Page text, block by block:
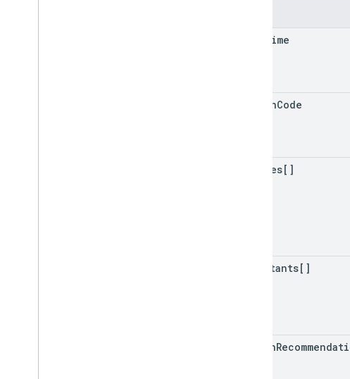
Time
regionCode
indexes[]
pollutants[]
health